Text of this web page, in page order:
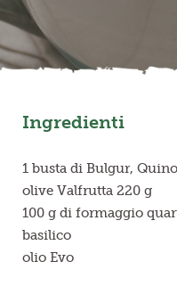
Frutta in pezzi
Linea BIO
Prodotti freschi
Ingredienti
1 busta di Bulgur,
olive Valfrutta 220 g
100 g di formaggio
basilico
olio Evo